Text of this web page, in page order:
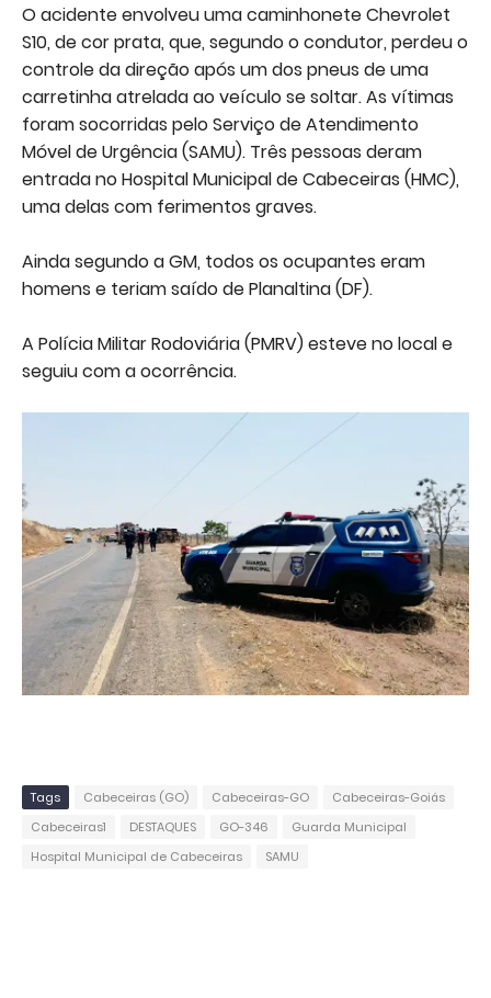
O acidente envolveu uma caminhonete Chevrolet
S10, de cor prata, que, segundo o condutor, perdeu o
controle da direção após um dos pneus de uma
carretinha atrelada ao veículo se soltar. As vítimas
foram socorridas pelo Serviço de Atendimento
Móvel de Urgência (SAMU). Três pessoas deram
entrada no Hospital Municipal de Cabeceiras (HMC),
uma delas com ferimentos graves.
Ainda segundo a GM, todos os ocupantes eram
homens e teriam saído de Planaltina (DF).
A Polícia Militar Rodoviária (PMRV) esteve no local e
seguiu com a ocorrência.
Tags Cabeceiras (GO) Cabeceiras-GO
Cabeceiras-Goiás
Cabeceiras1
DESTAQUES GO-346
Guarda Municipal
Hospital Municipal de Cabeceiras
SAMU